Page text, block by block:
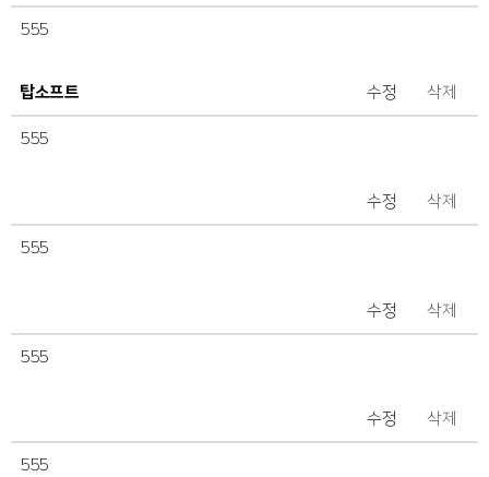
555
탑소프트 수정 삭제
555
수정 삭제
555
수정 삭제
555
수정 삭제
555